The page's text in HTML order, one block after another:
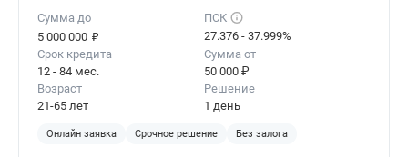
Сумма до
5 000 000 ₽
ПСК
27.376 - 37.999%
Срок кредита
12 - 84 мес.
Сумма от
50 000 ₽
Возраст
21-65 лет
Решение
1 день
Онлайн заявка Срочное решение Без залога